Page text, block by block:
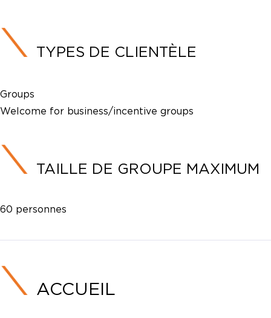
TYPES DE CLIENTÈLE
Groups
Welcome for business/incentive groups
TAILLE DE GROUPE MAXIMUM
60 personnes
ACCUEIL